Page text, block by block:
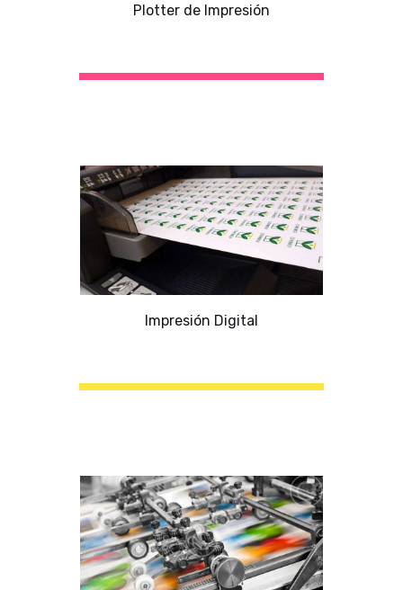
Plotter de Impresión
Impresión Digital